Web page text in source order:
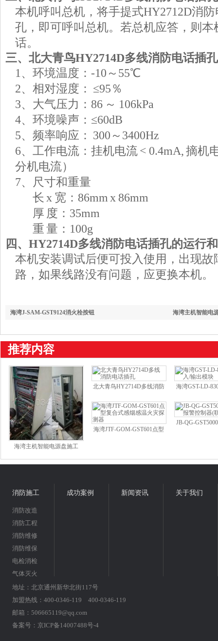
本机呼叫总机，将手提式HY2712D消
孔，即可呼叫总机。若总机应答，则
话。
三、北大青鸟HY2714D多线消防电话插
1、环境温度：-10～55℃
2、相对湿度： ≤95％
3、大气压力：86 ～ 106kPa
4、环境噪声：≤60dB
5、频率响应： 300～3400Hz
6、工作电流：挂机电流 < 0.4mA, 摘机
分机电流）
7、尺寸和重量
长 x 宽：86mm x 86mm
厚 度：35mm
重 量：100g
四、HY2714D多线消防电话插孔的运行
本机安装调试后便可投入使用，出现
路，如果线路没有问题，应更换本机。
海湾主机智能电
海湾J-SAM-GST9124消火栓按钮
推荐内容
海湾主机智能电源盘施工
北大青鸟HY2714D多线消防
海湾GST-LD-
海湾JTF-GOM-GST601点型
JB-QG-
消防施工
消防改造
消防工程
消防维修
消防维保
电检消检
气体灭火
成功案例 新闻资讯 关于我们
地址：北京通州新华北街117号
加盟热线：400-0346-119 400-0346-119
邮箱：506665119@qq.com
备案号： 京ICP备14007488号-4